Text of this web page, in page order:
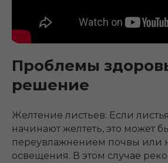
Проблемы
решение
Желтение листьев: Если
начинают желтеть, это может
переувлажнением почвы или
освещения. В этом случае